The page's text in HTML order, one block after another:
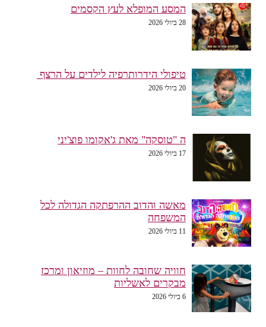
המסע המופלא לעץ הקסמים
28 ביולי 2026
טיפולי הידרותרפיה לילדים על הרצף
20 ביולי 2026
ה "טוסקה" מאת ג'אקומו פוצ'יני
17 ביולי 2026
מאשה והדוב ההרפתקה הגדולה לכל
המשפחה
11 ביולי 2026
חוויה שחובה לחוות – מוזיאון ומרכז
מבקרים לאשליות
6 ביולי 2026